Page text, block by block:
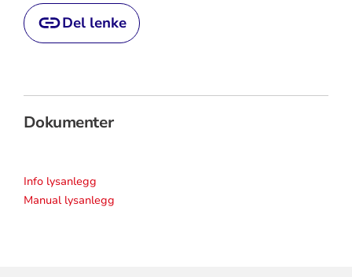
Del lenke
Dokumenter
Info lysanlegg
Manual lysanlegg